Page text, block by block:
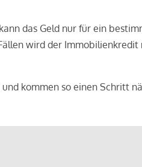
das Geld nur für ein
wird der
kommen so einen Schritt